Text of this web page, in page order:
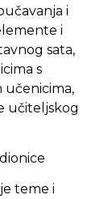
i
i
sata,
s
učenicima,
učiteljskog
teme i